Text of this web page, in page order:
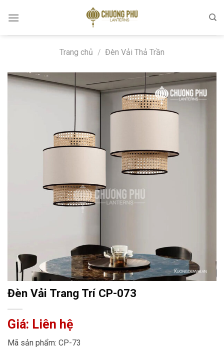
Trang chủ / Đèn Vải Thả Trần
Đèn Vải Trang Trí CP-073
Giá: Liên hệ
Mã sản phẩm: CP-73